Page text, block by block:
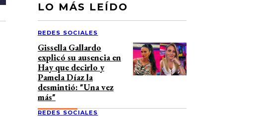
LO MÁS LEÍDO
REDES SOCIALES
Gissella Gallardo
explicó su ausencia en
Hay que decirlo y
Pamela Díaz la
desmintió: "Una vez
más"
REDES SOCIALES